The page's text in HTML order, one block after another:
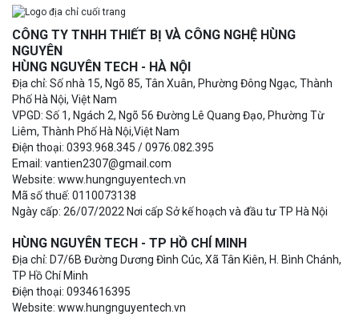
CÔNG TY TNHH THIẾT BỊ VÀ CÔNG NGHỆ HÙNG
NGUYÊN
HÙNG NGUYÊN TECH - HÀ NỘI
Địa chỉ: Số nhà 15, Ngõ 85, Tân Xuân, Phường Đông Ngạc, Thành
Phố Hà Nội, Việt Nam
VPGD: Số 1, Ngách 2, Ngõ 56 Đường Lê Quang Đạo, Phường Từ
Liêm, Thành Phố Hà Nội,Việt Nam
Điện thoại: 0393.968.345 / 0976.082.395
Email: vantien2307@gmail.com
Website: www.hungnguyentech.vn
Mã số thuế: 0110073138
Ngày cấp: 26/07/2022 Nơi cấp Sở kế hoạch và đầu tư TP Hà Nội
HÙNG NGUYÊN TECH - TP HỒ CHÍ MINH
Địa chỉ: D7/6B Đường Dương Đình Cúc, Xã Tân Kiên, H. Bình Chánh,
TP Hồ Chí Minh
Điện thoại: 0934616395
Website: www.hungnguyentech.vn